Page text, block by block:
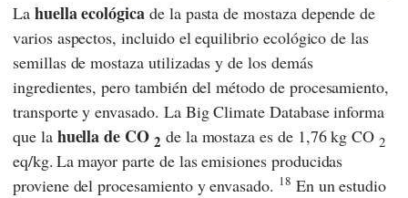
La huellaecológica de la pasta de mostaza depende de
varios aspectos, incluido el equilibrio ecológico de las
semillas de mostaza utilizadas y de los demás
ingredientes, pero también del método de procesamiento,
transporte y envasado. La Big Climate Databaseinforma
que la huella de CO 2 de la mostaza es de 1,76 kg CO2
eq/kg. La mayor parte de las emisiones producidas
proviene del procesamiento y envasado. 18 En un estudio